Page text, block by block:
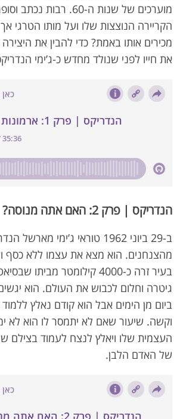
מוערכים של שנות ה-60. רבות
הקריירה הנוצצות שלו ועל מותו הטרגי
מכירים אותו באמת? כדי להבין את
את חייו לפני שנולד מחדש כ-ג’ימי
הנדריקס | פרק 2: האם אתה מנוסה?
ב-29 ביוני 1962 טוראי ג’ימי
מהצנחנים. הוא מצא את עצמו ללא כסף
בעיר זרה כ-4000 קילומטר
גיטרה וחלום לכבוש את העולם. הוא
ביום מן הימים אבל הוא קודם נאלץ
וקשה. שיעור שאם לא יתמסר לו הוא לא
העצמית שלו ויאלץ לנצח לעמוד בצילם
של האדם הלבן.